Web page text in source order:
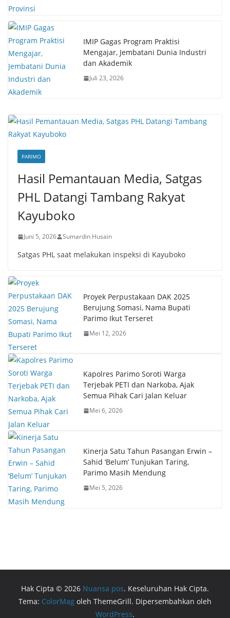
IMIP Gagas Program Praktisi
Mengajar, Jembatani Dunia Industri
dan Akademik
Juli 23, 2026
PARIMO
Hasil Pemantauan Media, Satgas
PHL Datangi Tambang Rakyat
Kayuboko
Juni 5, 2026 Sumardin Husain
Satgas PHL saat melakukan inspeksi di Kayuboko
Proyek Perpustakaan DAK 2025
Berujung Somasi, Nama Bupati
Parimo Ikut Terseret
Mei 12, 2026
Kapolres Parimo Soroti Warga
Terjebak PETI dan Narkoba, Ajak
Semua Pihak Cari Jalan Keluar
Mei 6, 2026
Kinerja Satu Tahun Pasangan Erwin –
Sahid ‘Belum’ Tunjukan Taring,
Parimo Masih Mendung
Mei 5, 2026
Hak Cipta © 2026 Nuansa pos. Keseluruhan Hak Cipta.
Tema: ColorMag oleh ThemeGrill. Dipersembahkan oleh
WordPress.